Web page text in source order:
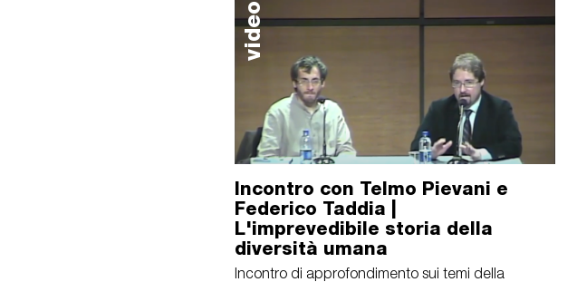
video
Incontro con Telmo Pievani e
Federico Taddia |
L'imprevedibile storia della
diversità umana
Incontro di approfondimento sui temi della